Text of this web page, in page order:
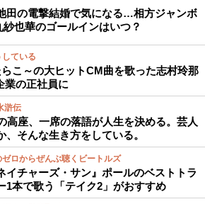
田の電撃結婚で気になる…相方ジャンボ
也華のゴールインはいつ？
ている
こ～の大ヒットCM曲を歌った志村玲那
業の正社員に
滸伝
高座、一席の落語が人生を決める。芸人
、そんな生き方をしている。
ロからぜんぶ聴くビートルズ
イチャーズ・サン』ポールのベストトラ
1本で歌う「テイク2」がおすすめ